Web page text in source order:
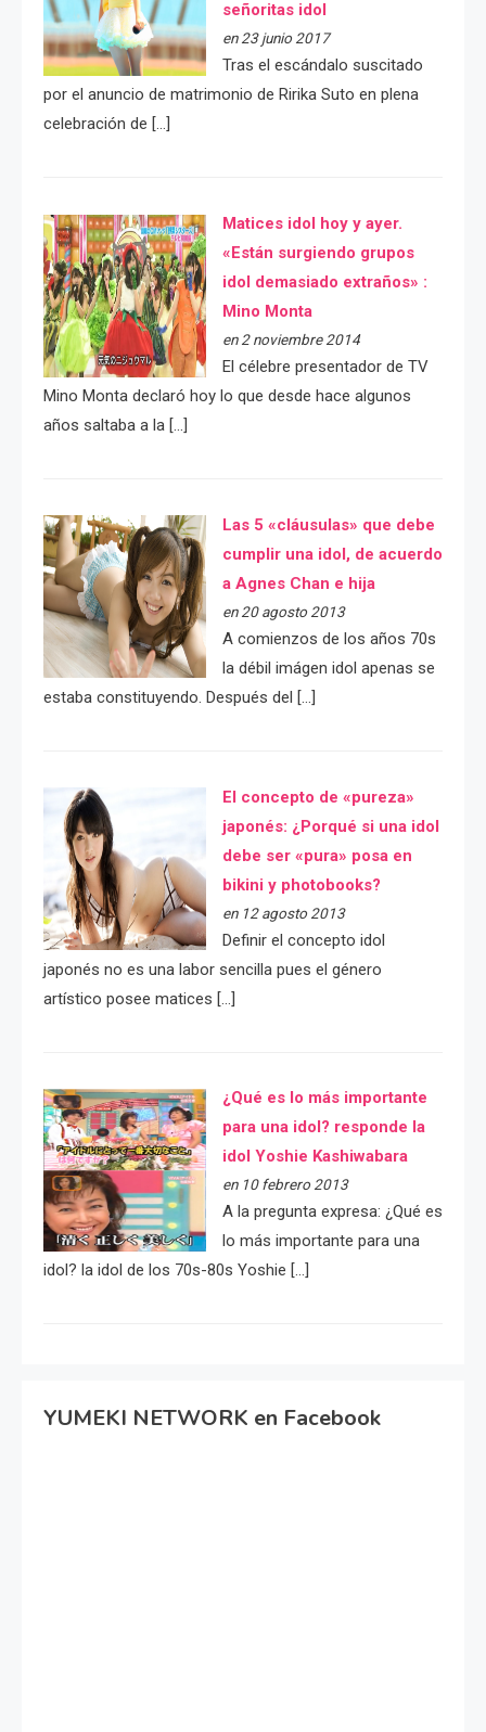
señoritas idol
en 23 junio 2017
Tras el escándalo suscitado
por el anuncio de matrimonio de Ririka Suto en plena
celebración de […]
Matices idol hoy y ayer.
«Están surgiendo grupos
idol demasiado extraños» :
Mino Monta
en 2 noviembre 2014
El célebre presentador de TV
Mino Monta declaró hoy lo que desde hace algunos
años saltaba a la […]
Las 5 «cláusulas» que debe
cumplir una idol, de acuerdo
a Agnes Chan e hija
en 20 agosto 2013
A comienzos de los años 70s
la débil imágen idol apenas se
estaba constituyendo. Después del […]
El concepto de «pureza»
japonés: ¿Porqué si una idol
debe ser «pura» posa en
bikini y photobooks?
en 12 agosto 2013
Definir el concepto idol
japonés no es una labor sencilla pues el género
artístico posee matices […]
¿Qué es lo más importante
para una idol? responde la
idol Yoshie Kashiwabara
en 10 febrero 2013
A la pregunta expresa: ¿Qué es
lo más importante para una
idol? la idol de los 70s-80s Yoshie […]
YUMEKI NETWORK en Facebook